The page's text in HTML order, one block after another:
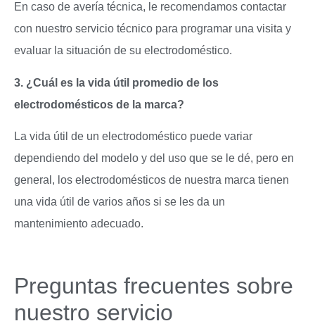
En caso de avería técnica, le recomendamos contactar
con nuestro servicio técnico para programar una visita y
evaluar la situación de su electrodoméstico.
3. ¿Cuál es la vida útil promedio de los
electrodomésticos de la marca?
La vida útil de un electrodoméstico puede variar
dependiendo del modelo y del uso que se le dé, pero en
general, los electrodomésticos de nuestra marca tienen
una vida útil de varios años si se les da un
mantenimiento adecuado.
Preguntas frecuentes sobre
nuestro servicio